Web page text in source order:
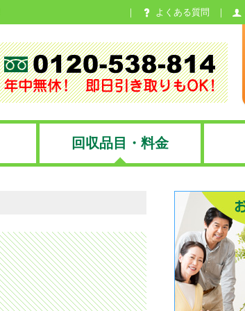
よくある質問
回収品目・料金